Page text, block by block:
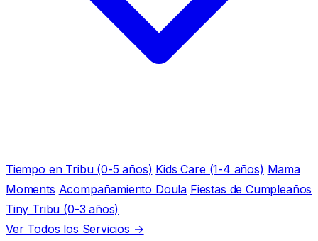
Tiempo en Tribu (0-5 años) Kids Care (1-4 años) Mama
Moments Acompañamiento Doula Fiestas de Cumpleaños
Tiny Tribu (0-3 años)
Ver Todos los Servicios →